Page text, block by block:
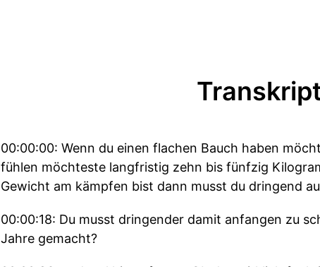
00:00:00: Wenn du einen flachen Bauch haben
fühlen möchteste langfristig zehn bis fünfzig
Gewicht am kämpfen bist dann musst du dringend
00:00:18: Du musst dringender damit anfangen zu
Jahre gemacht?